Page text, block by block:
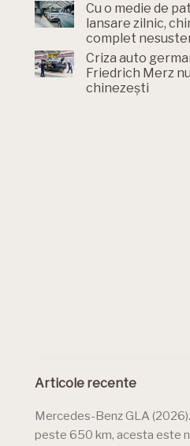
Cu o medie de
lansare zilnic,
complet
Criza auto
Friedrich Merz
chinezești
Articole recente
Mercedes-Benz GLA
peste 650 km, acesta este